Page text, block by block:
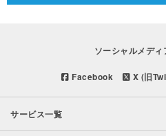
ソーシャルメディ
Facebook X (旧
サービス一覧